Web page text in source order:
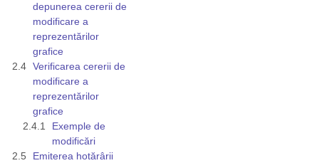
depunerea cererii de
modificare a
reprezentărilor
grafice
Verificarea cererii de
modificare a
reprezentărilor
grafice
Exemple de
modificări
Emiterea hotărârii